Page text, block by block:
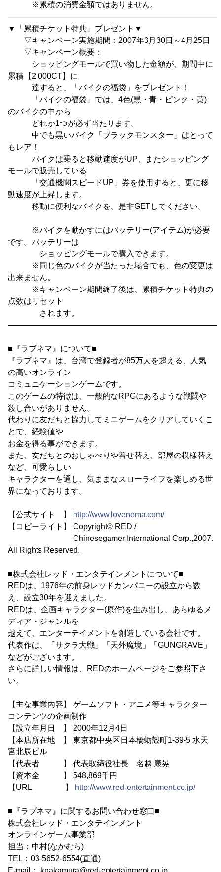
※累積の消費金額ではありません。
▼「累積チケット特典」プレゼント▼
▽キャンペーン実施期間：2007年3月30日～4月25日
▽キャンペーン概要：
ショッピングモールで買い物した金額が、期間中に
累積【2,000CT】に
達すると、「バイクの福袋」をプレゼント！
「バイクの福袋」では、4色(黒・青・ピンク・黄)
のバイクの中から
どれか1つが必ず当たります。
中でも黒いバイク「ブラックモンスター」はとって
もレア！
バイクは乗ると移動速度がUP、またショッピング
モールで販売している
「交通機関スピードUP」券を使用すると、更に移
動速度が上昇します。
移動に便利なバイクを、是非GETしてください。
※バイクを動かすにはバッテリー(アイテム)が必要
です。バッテリーは
ショッピングモールで購入できます。
※同じ色のバイクが当たった場合でも、色の変更は
出来ません。
※キャンペーン期間終了後は、累積チケット特典の
点数はリセット
されます。
■『ラブネマ』について■
『ラブネマ』は、台湾で登録者が85万人を超える、人気
の高いオンライン
コミュニケーションゲームです。
このゲームの特徴は、一般的なRPGにあるような戦闘や
殺し合いがありません。
代わりに友だちと協力してミニゲームをクリアしていくこ
とで、経験値や
お金を得る事ができます。
また、友だちとのおしゃべりや着せ替え、部屋の模様替え
など、可愛らしい
キャラクターを通し、気ままなスローライフを楽しめる世
界になっております。
【公式サイト 】
http://www.lovenema.com/
【コピーライト】 Copyright© RED /
Chinesegamer International Corp.,2007.
All Rights Reserved.
■株式会社レッド・エンタテインメントについて■
REDは、1976年の前身レッドカンパニーの設立から数
え、設立30年を迎えました。
REDは、企画キャラクター(原作)を生み出し、あらゆるメ
ディア・ジャンルを
越えて、エンターテイメントを創造している会社です。
代表作は、「サクラ大戦」「天外魔境」「GUNGRAVE」
などがございます。
さらに詳しい情報は、REDのホームページをご参照下さ
い。
【主な事業内容】 ゲームソフト・アニメ等キャラクター
コンテンツの企画制作
【設立年月日 】 2000年12月4日
【本店所在地 】 東京都中央区日本橋蛎殻町1-39-5 水天
宮北辰ビル
【代表者 】 代表取締役社長 名越 康晃
【資本金 】 548,869千円
【URL 】
http://www.red-entertainment.co.jp/
■『ラブネマ』に関するお問い合わせ窓口■
株式会社レッド・エンタテインメント
オンラインゲーム事業部
担当：中村(なかむら)
TEL：03-5652-6554(直通)
E-mail： knakamura@red-entertainment.co.jp